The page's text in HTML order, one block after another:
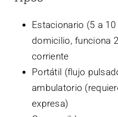
Estacionario (5 a
domicilio, funciona
corriente
Portátil (flujo
ambulatorio
expresa)